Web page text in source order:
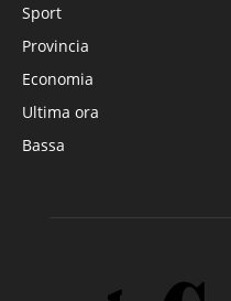
Sport
Provincia
Economia
Ultima ora
Bassa